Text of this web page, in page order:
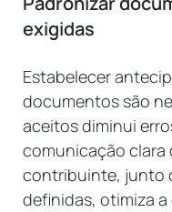
exigidas
Estabelecer
documentos são
aceitos diminui
comunicação clara
contribuinte, junto
definidas, otimiza